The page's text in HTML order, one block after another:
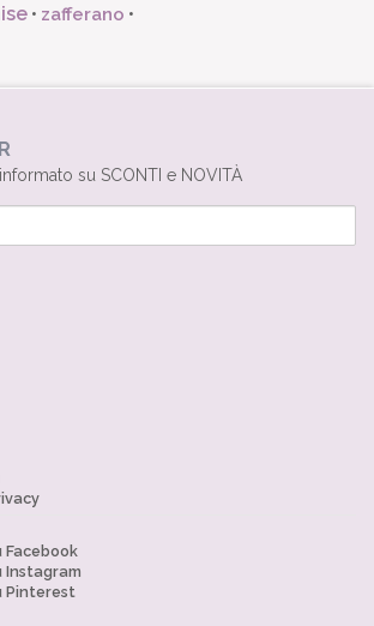
• zafferano •
su SCONTI e NOVITÀ
Facebook
Instagram
Pinterest